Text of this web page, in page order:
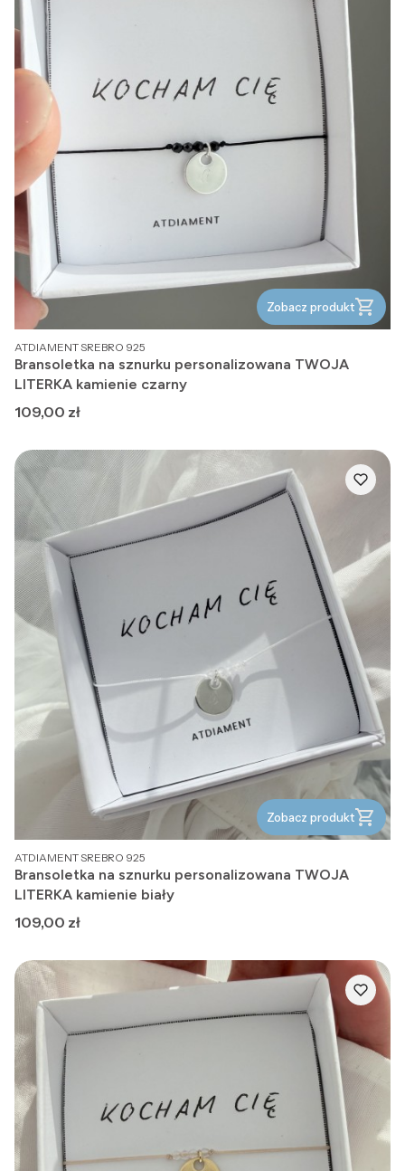
Zobacz produkt
PRODUCENT
ATDIAMENT SREBRO 925
Bransoletka na sznurku personalizowana TWOJA
LITERKA kamienie czarny
Cena
109,00 zł
Zobacz produkt
PRODUCENT
ATDIAMENT SREBRO 925
Bransoletka na sznurku personalizowana TWOJA
LITERKA kamienie biały
Cena
109,00 zł